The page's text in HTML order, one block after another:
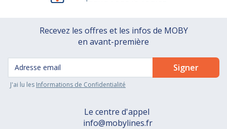
Recevez les offres et les infos de MOBY
en avant-première
J'ai lu les Informations de Confidentialité
Le centre d'appel
info@mobylines.fr